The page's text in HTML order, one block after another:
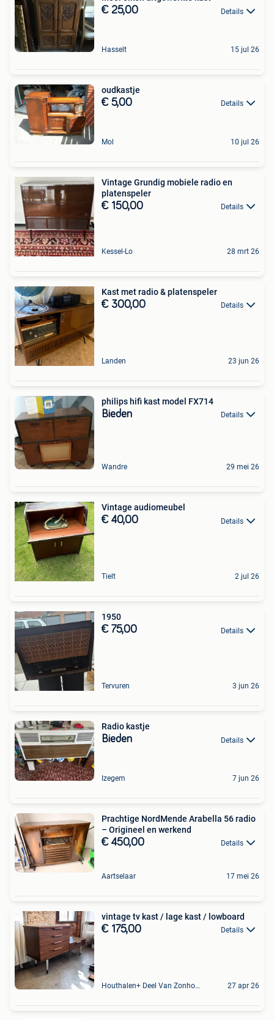
€ 25,00 Details
Hasselt 15 jul 26
oudkastje
€ 5,00 Details
Mol 10 jul 26
Vintage Grundig mobiele radio en
platenspeler
€ 150,00 Details
Kessel-Lo 28 mrt 26
Kast met radio & platenspeler
€ 300,00 Details
Landen 23 jun 26
philips hifi kast model FX714
Bieden Details
Wandre 29 mei 26
Vintage audiomeubel
€ 40,00 Details
Tielt 2 jul 26
1950
€ 75,00 Details
Tervuren 3 jun 26
Radio kastje
Bieden Details
Izegem 7 jun 26
Prachtige NordMende Arabella 56 radio
– Origineel en werkend
€ 450,00 Details
Aartselaar 17 mei 26
vintage tv kast / lage kast / lowboard
€ 175,00 Details
Houthalen+ Deel Van Zonhoven En Zolder 27 apr 26